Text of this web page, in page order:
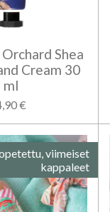
Shea
Cream 30
ml
€
viimeiset
kappaleet